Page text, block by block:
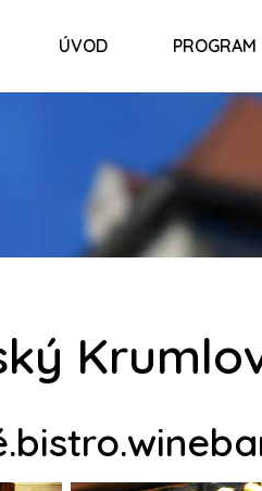
ÚVOD PROGRAM